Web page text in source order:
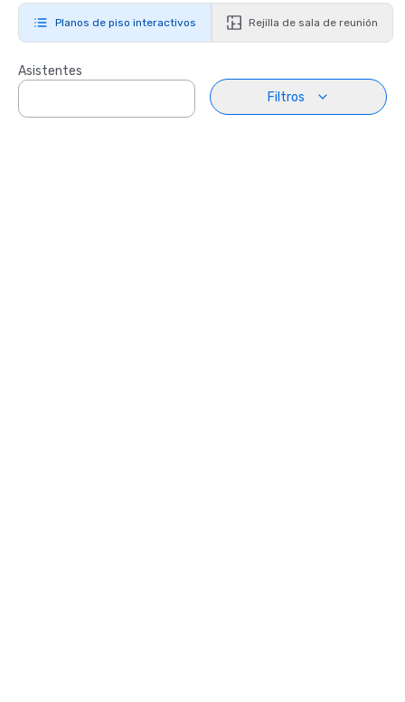
Planos de piso interactivos Rejilla de sala de reunión
Asistentes
Filtros